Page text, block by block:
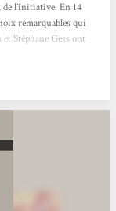
de l’initiative. En 14
remarquables qui
Stéphane Gess ont
La conclusion de